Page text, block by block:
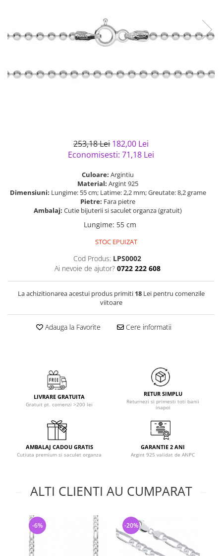
Bijuterii argint placat cu aur
Bijuterii argint cu diverse
Bijuterii gotice si rock
Casete si cutii de bijuterii
253,18 Lei 182,00 Lei
Economisesti: 71,18 Lei
Culoare: Argintiu
Material: Argint 925
Dimensiuni: Lungime: 55 cm; Latime: 2,2 mm; Greutate: 8,2 grame
Pietre: Fara pietre
Ambalaj: Cutie bijuterii si saculet organza (gratuit)
Lungime: 55 cm
STOC EPUIZAT
Cod Produs: LPS0002
Ai nevoie de ajutor? 0722 222 608
La achizitionarea acestui produs primiti 18Lei pentru comenzile
viitoare
Adauga la Favorite Cere informatii
LIVRARE GRATUITA
Gratuit pt. comenzi >200 lei
RETUR SIMPLU
Returnezi si primesti toti banii
inapoi
AMBALAJ CADOU GRATIS
Cutiuta premium si saculet organza
GARANTIE 2 ANI
Argint 925 validat de ANPC
ALTI CLIENTI AU CUMPARAT
-6% -20%